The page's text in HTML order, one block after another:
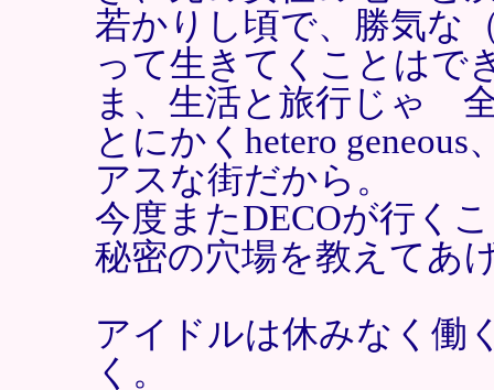
若かりし頃で、勝気な
って生きてくことはで
ま、生活と旅行じゃ
とにかくhetero
アスな街だから。
今度またDECOが行く
秘密の穴場を教えてあ
アイドルは休みなく働
く。